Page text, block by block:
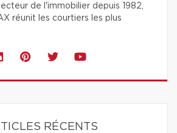
de l'immobilier depuis 1982,
réunit les courtiers les plus
RÉCENTS